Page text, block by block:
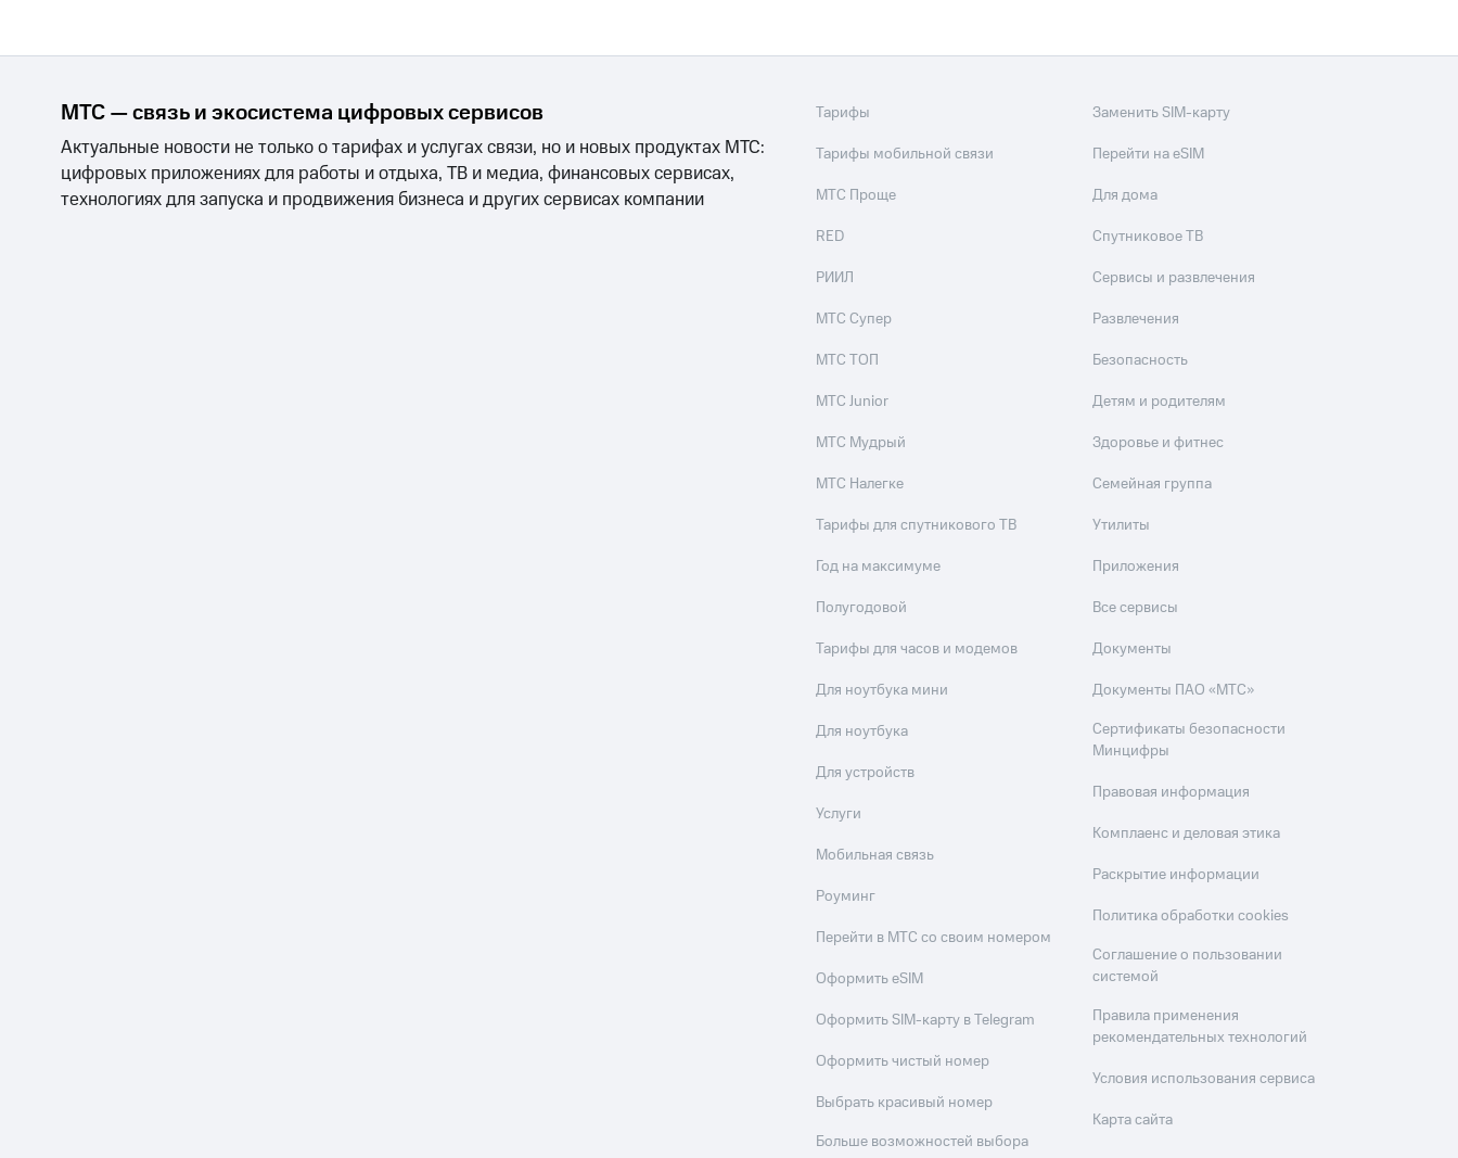
МТС — связь и экосистема цифровых сервисов
Актуальные новости не только о тарифах и услугах связи, но и новых продуктах МТС:
цифровых приложениях для работы и отдыха, ТВ и медиа, финансовых сервисах,
технологиях для запуска и продвижения бизнеса и других сервисах компании
Тарифы
Тарифы мобильной связи
МТС Проще
RED
РИИЛ
МТС Супер
МТС ТОП
МТС Junior
МТС Мудрый
МТС Налегке
Тарифы для спутникового ТВ
Год на максимуме
Полугодовой
Тарифы для часов и модемов
Для ноутбука мини
Для ноутбука
Для устройств
Услуги
Мобильная связь
Роуминг
Перейти в МТС со своим номером
Оформить eSIM
Оформить SIM-карту в Telegram
Оформить чистый номер
Выбрать красивый номер
Больше возможностей выбора
Заменить SIM-карту
Перейти на eSIM
Для дома
Спутниковое ТВ
Сервисы и развлечения
Развлечения
Безопасность
Детям и родителям
Здоровье и фитнес
Семейная группа
Утилиты
Приложения
Все сервисы
Документы
Документы ПАО «МТС»
Сертификаты безопасности
Минцифры
Правовая информация
Комплаенс и деловая этика
Раскрытие информации
Политика обработки cookies
Соглашение о пользовании
системой
Правила применения
рекомендательных технологий
Условия использования сервиса
Карта сайта